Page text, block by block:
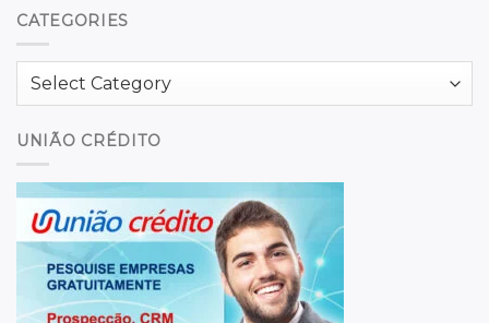
CATEGORIES
UNIÃO CRÉDITO